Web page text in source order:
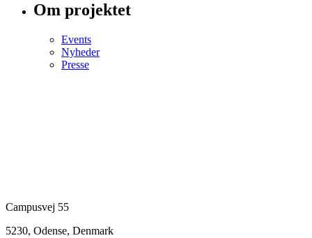
Om projektet
Events
Nyheder
Presse
Campusvej 55
5230, Odense, Denmark